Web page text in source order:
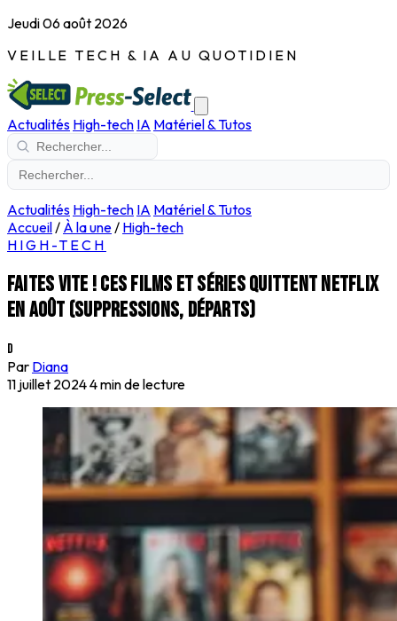
Jeudi 06 août 2026
VEILLE TECH & IA AU QUOTIDIEN
Actualités High-tech IA Matériel & Tutos
Actualités High-tech IA Matériel & Tutos
Accueil/ À la une/ High-tech
HIGH-TECH
Faites vite ! Ces films et séries quittent Netflix
en août (Suppressions, départs)
D
Par Diana
11 juillet 20244 min de lecture